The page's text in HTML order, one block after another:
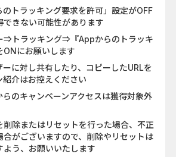
のトラッキング要求を許可」設定がOFF
できない可能性があります
⇒トラッキング⇒『Appからのトラッキ
ONにお願いします
ーに対し共有したり、コピーしたURLを
紹介はお控えください
のキャンペーンアクセスは獲得対象外
除またはリセットを行った場合、不正
合がございますので、削除やリセットは
よう、お願いいたします